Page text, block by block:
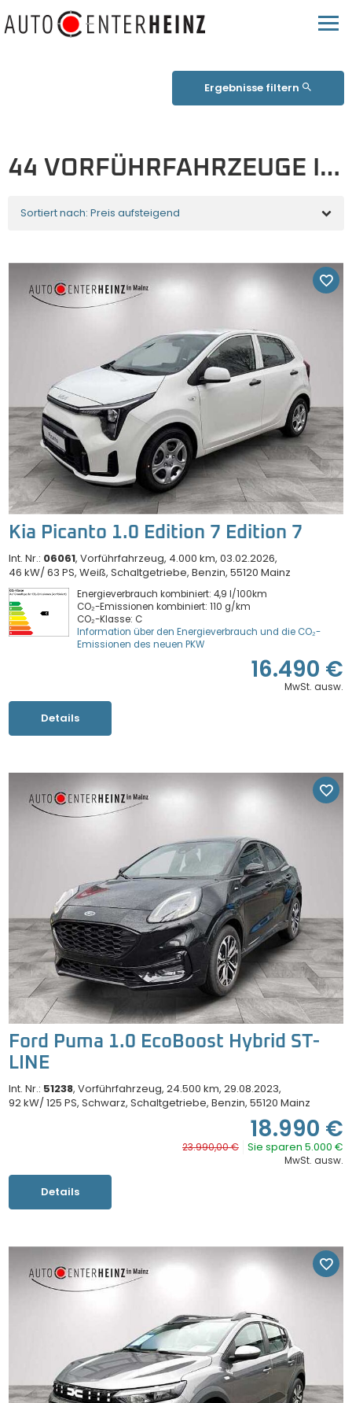
Ergebnisse filtern
44 VORFÜHRFAHRZEUGE IN MAINZ
Sortiert nach: Preis aufsteigend
Kia Picanto 1.0 Edition 7 Edition 7
Int. Nr.: 06061 Vorführfahrzeug 4.000 km 03.02.2026
46 kW/ 63 PS Weiß Schaltgetriebe Benzin 55120 Mainz
Energieverbrauch kombiniert: 4,9 l/100km
CO₂-Emissionen kombiniert: 110 g/km
CO₂-Klasse: C
Information über den Energieverbrauch und die CO₂-
Emissionen des neuen PKW
16.490 €
MwSt. ausw.
Details
Ford Puma 1.0 EcoBoost Hybrid ST-
LINE
Int. Nr.: 51238 Vorführfahrzeug 24.500 km 29.08.2023
92 kW/ 125 PS Schwarz Schaltgetriebe Benzin 55120 Mainz
18.990 €
23.990,00 € Sie sparen 5.000 €
MwSt. ausw.
Details